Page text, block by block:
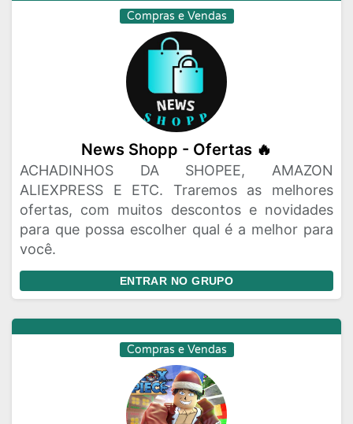
Compras e Vendas
News Shopp - Ofertas 🔥
ACHADINHOS DA SHOPEE, AMAZON
ALIEXPRESS E ETC. Traremos as melhores
ofertas, com muitos descontos e novidades
para que possa escolher qual é a melhor para
você.
ENTRAR NO GRUPO
Compras e Vendas